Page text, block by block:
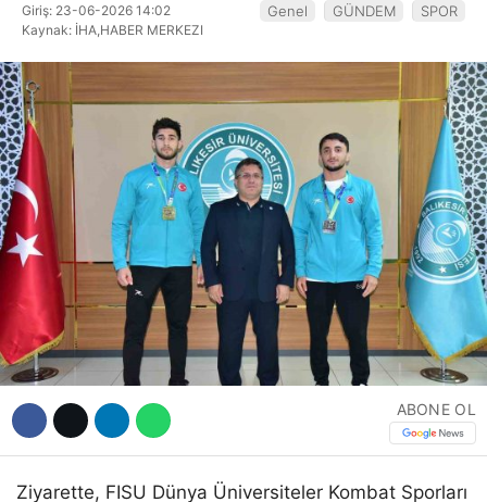
Youtube
Giriş: 23-06-2026 14:02
Kaynak: İHA,HABER MERKEZI
Genel GÜNDEM SPOR
ABONE OL
Ziyarette, FISU Dünya Üniversiteler Kombat Sporları